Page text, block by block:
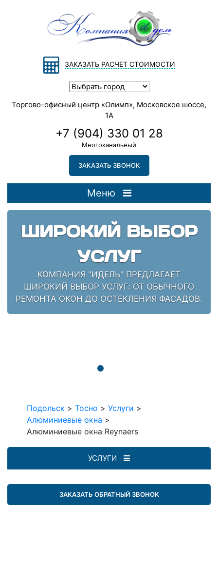
ЗАКАЗАТЬ РАСЧЕТ СТОИМОСТИ
Торгово-офисный центр «Олимп», Московское шоссе,
1А
+7 (904) 330 01 28
Многоканальный
ЗАКАЗАТЬ ЗВОНОК
Меню
ШИРОКИЙ ВЫБОР
УСЛУГ
КОМПАНИЯ "ИДЕЛЬ" ПРЕДЛАГАЕТ
ШИРОКИЙ ВЫБОР УСЛУГ: ОТ ОБЫЧНОГО
РЕМОНТА ОКОН ДО ОСТЕКЛЕНИЯ ФАСАДОВ.
Подольск > Тосно > Услуги >
Алюминиевые окна >
Алюминиевые окна Reynaers
УСЛУГИ
ЗАКАЗАТЬ ОБРАТНЫЙ ЗВОНОК